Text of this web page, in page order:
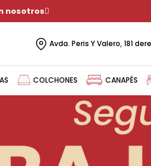
nosotros
Avda. Peris Y Valero, 181
COLCHONES CANAPÉS